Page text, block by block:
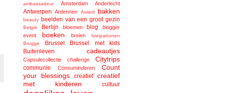
ambassadeur Amsterdam Anderlecht
Antwerpen Ardennen Award bakken
beauty beelden van een groot gezin
België Berlijn bloemen blog
blogger
event
boeken breien
breipatronen
Brugge
Brussel
Brussel met kids
Buitenleven
cadeautjes
Capsulecollectie challenge Citytrips
communie Consuminderen
Count
your blessings
creatief creatief
met kinderen
cultuur